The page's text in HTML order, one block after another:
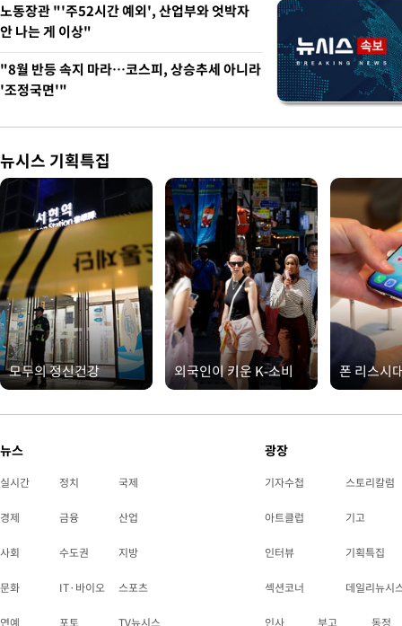
노동장관 "'주52시간 예외', 산업부와 엇박자
안 나는 게 이상"
"8월 반등 속지 마라…코스피, 상승추세 아니라
'조정국면'"
뉴시스 기획특집
모두의 정신건강 외국인이 키운 K-소비 폰 리스시
뉴스
실시간 정치 국제
경제 금융 산업
사회 수도권 지방
문화 IT·바이오 스포츠
연예 포토 TV뉴시스
광장
기자수첩 스토리칼럼
아트클럽 기고
인터뷰 기획특집
섹션코너 데일리뉴시
인사 부고 동정